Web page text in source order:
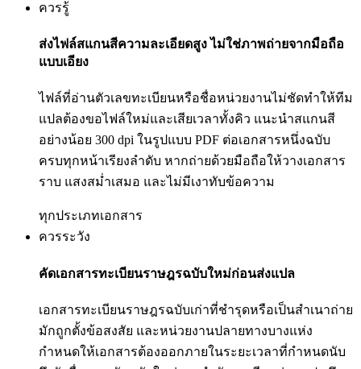
ควรรู้
ส่งไฟล์สแกนสีความละเอียดสูง ไม่ใช่ภาพถ่ายจากมือถือ
แบบเอียง
ไฟล์ที่อ่านตัวเลขทะเบียนหรือชื่อหน่วยงานไม่ชัดทำให้ทีม
แปลต้องขอไฟล์ใหม่และเสียเวลาทั้งคิว แนะนำสแกนสี
อย่างน้อย 300 dpi ในรูปแบบ PDF ต่อเอกสารหนึ่งฉบับ
ครบทุกหน้าเรียงลำดับ หากถ่ายด้วยมือถือให้วางเอกสาร
ราบ แสงสม่ำเสมอ และไม่มีเงาทับข้อความ
ทุกประเภทเอกสาร
ควรระวัง
คัดเอกสารทะเบียนราษฎรฉบับใหม่ก่อนส่งแปล
เอกสารทะเบียนราษฎรฉบับเก่าที่ชำรุดหรือเป็นสำเนาถ่าย
มักถูกตั้งข้อสงสัย และหน่วยงานปลายทางบางแห่ง
กำหนดให้เอกสารต้องออกภายในระยะเวลาที่กำหนดนับ